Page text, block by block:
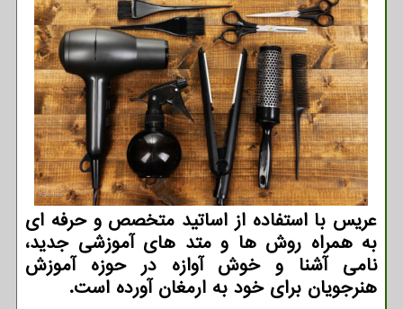
عریس با استفاده از اساتید متخصص و حرفه ای
به همراه روش ها و متد های آموزشی جدید،
نامی آشنا و خوش آوازه در حوزه آموزش
هنرجویان برای خود به ارمغان آورده است.